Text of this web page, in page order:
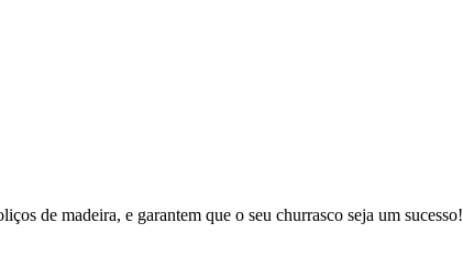
de madeira, e garantem que o seu churrasco seja um sucesso!